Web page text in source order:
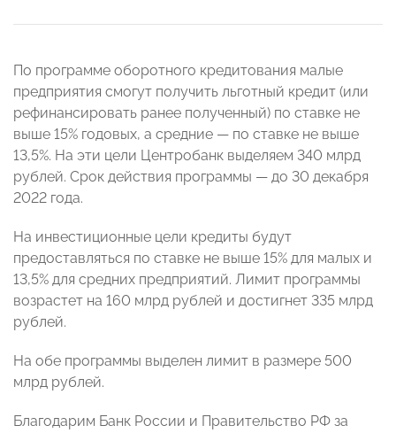
По программе оборотного кредитования малые
предприятия смогут получить льготный кредит (или
рефинансировать ранее полученный) по ставке не
выше 15% годовых, а средние — по ставке не выше
13,5%. На эти цели Центробанк выделяем 340 млрд
рублей. Срок действия программы — до 30 декабря
2022 года.
На инвестиционные цели кредиты будут
предоставляться по ставке не выше 15% для малых и
13,5% для средних предприятий. Лимит программы
возрастет на 160 млрд рублей и достигнет 335 млрд
рублей.
На обе программы выделен лимит в размере 500
млрд рублей.
Благодарим Банк России и Правительство РФ за